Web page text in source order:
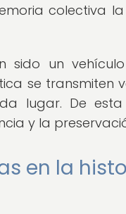
colectiva
sido un
se transmiten
lugar. De
y la
en la